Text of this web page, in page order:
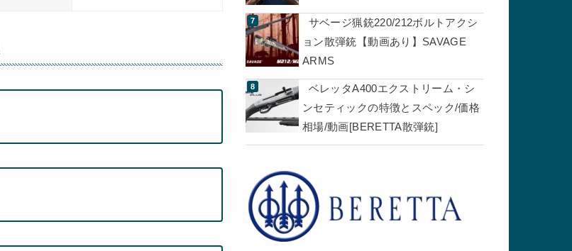
サベージ猟銃220/212ボルトアクシ
ョン散弾銃【動画あり】SAVAGE
ARMS
ベレッタA400エクストリーム・シ
ンセティックの特徴とスペック/価格
相場/動画[BERETTA散弾銃]